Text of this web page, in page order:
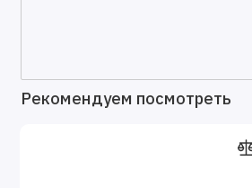
Рекомендуем посмотреть